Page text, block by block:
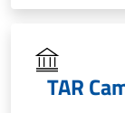
TAR